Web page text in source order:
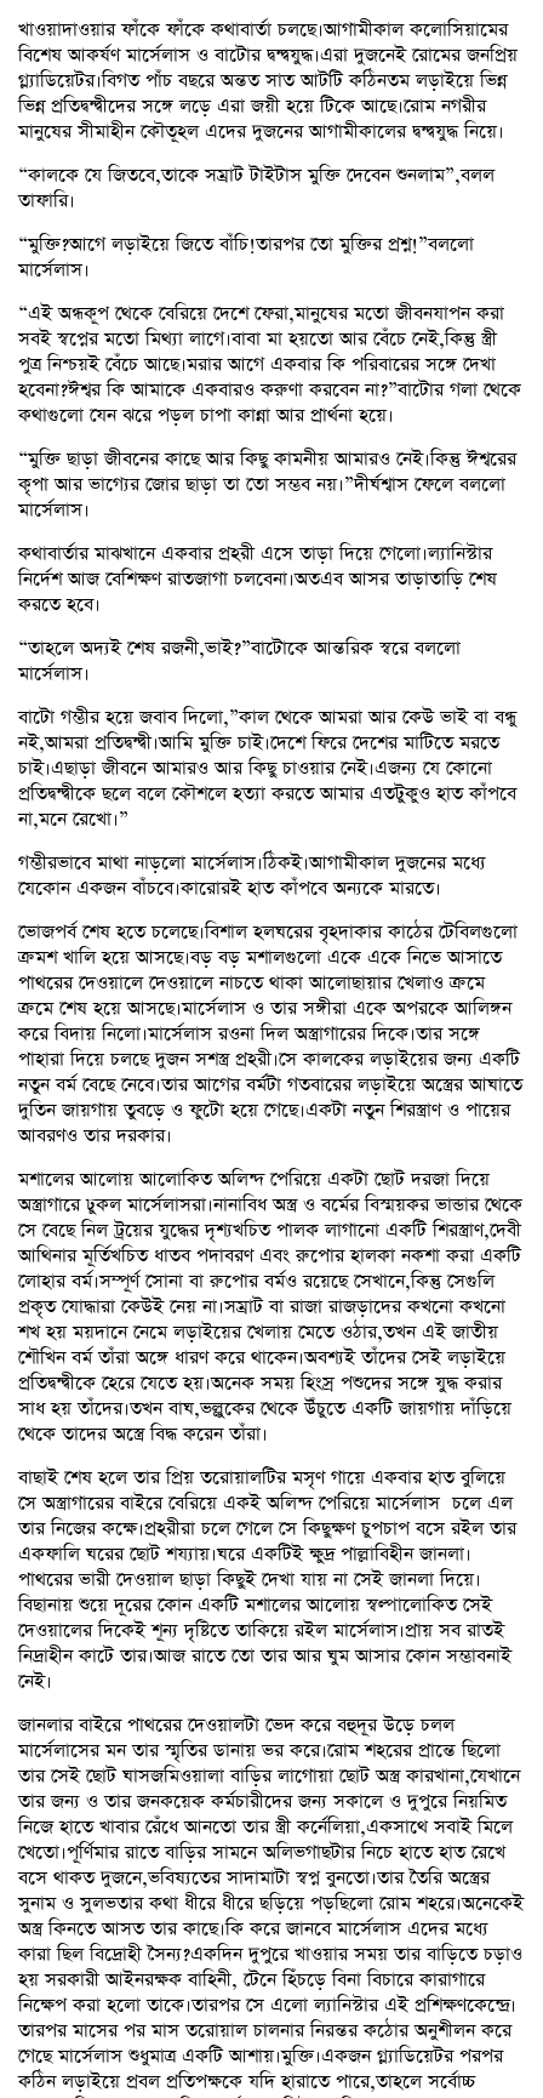
খাওয়াদাওয়ার ফাঁকে ফাঁকে কথাবার্তা চলছে।আগামীকাল কলোসিয়ামের
বিশেষ আকর্ষণ মার্সেলাস ও বাটোর দ্বন্দ্বযুদ্ধ।এরা দুজনেই রোমের জনপ্রিয়
গ্ল্যাডিয়েটর।বিগত পাঁচ বছরে অন্তত সাত আটটি কঠিনতম লড়াইয়ে ভিন্ন
ভিন্ন প্রতিদ্বন্দ্বীদের সঙ্গে লড়ে এরা জয়ী হয়ে টিকে আছে।রোম নগরীর
মানুষের সীমাহীন কৌতূহল এদের দুজনের আগামীকালের দ্বন্দ্বযুদ্ধ নিয়ে।
“কালকে যে জিতবে,তাকে সম্রাট টাইটাস মুক্তি দেবেন শুনলাম”,বলল
তাফারি।
“মুক্তি?আগে লড়াইয়ে জিতে বাঁচি!তারপর তো মুক্তির প্রশ্ন!”বললো
মার্সেলাস।
“এই অন্ধকূপ থেকে বেরিয়ে দেশে ফেরা,মানুষের মতো জীবনযাপন করা
সবই স্বপ্নের মতো মিথ্যা লাগে।বাবা মা হয়তো আর বেঁচে নেই,কিন্তু স্ত্রী
পুত্র নিশ্চয়ই বেঁচে আছে।মরার আগে একবার কি পরিবারের সঙ্গে দেখা
হবেনা?ঈশ্বর কি আমাকে একবারও করুণা করবেন না?”বাটোর গলা থেকে
কথাগুলো যেন ঝরে পড়ল চাপা কান্না আর প্রার্থনা হয়ে।
“মুক্তি ছাড়া জীবনের কাছে আর কিছু কামনীয় আমারও নেই।কিন্তু ঈশ্বরের
কৃপা আর ভাগ্যের জোর ছাড়া তা তো সম্ভব নয়।”দীর্ঘশ্বাস ফেলে বললো
মার্সেলাস।
কথাবার্তার মাঝখানে একবার প্রহরী এসে তাড়া দিয়ে গেলো।ল্যানিস্টার
নির্দেশ আজ বেশিক্ষণ রাতজাগা চলবেনা।অতএব আসর তাড়াতাড়ি শেষ
করতে হবে।
“তাহলে অদ্যই শেষ রজনী,ভাই?”বাটোকে আন্তরিক স্বরে বললো
মার্সেলাস।
বাটো গম্ভীর হয়ে জবাব দিলো,”কাল থেকে আমরা আর কেউ ভাই বা বন্ধু
নই,আমরা প্রতিদ্বন্দ্বী।আমি মুক্তি চাই।দেশে ফিরে দেশের মাটিতে মরতে
চাই।এছাড়া জীবনে আমারও আর কিছু চাওয়ার নেই।এজন্য যে কোনো
প্রতিদ্বন্দ্বীকে ছলে বলে কৌশলে হত্যা করতে আমার এতটুকুও হাত কাঁপবে
না,মনে রেখো।”
গম্ভীরভাবে মাথা নাড়লো মার্সেলাস।ঠিকই।আগামীকাল দুজনের মধ্যে
যেকোন একজন বাঁচবে।কারোরই হাত কাঁপবে অন্যকে মারতে।
ভোজপর্ব শেষ হতে চলেছে।বিশাল হলঘরের বৃহদাকার কাঠের টেবিলগুলো
ক্রমশ খালি হয়ে আসছে।বড় বড় মশালগুলো একে একে নিভে আসাতে
পাথরের দেওয়ালে দেওয়ালে নাচতে থাকা আলোছায়ার খেলাও ক্রমে
ক্রমে শেষ হয়ে আসছে।মার্সেলাস ও তার সঙ্গীরা একে অপরকে আলিঙ্গন
করে বিদায় নিলো।মার্সেলাস রওনা দিল অস্ত্রাগারের দিকে।তার সঙ্গে
পাহারা দিয়ে চলছে দুজন সশস্ত্র প্রহরী।সে কালকের লড়াইয়ের জন্য একটি
নতুন বর্ম বেছে নেবে।তার আগের বর্মটা গতবারের লড়াইয়ে অস্ত্রের আঘাতে
দুতিন জায়গায় তুবড়ে ও ফুটো হয়ে গেছে।একটা নতুন শিরস্ত্রাণ ও পায়ের
আবরণও তার দরকার।
মশালের আলোয় আলোকিত অলিন্দ পেরিয়ে একটা ছোট দরজা দিয়ে
অস্ত্রাগারে ঢুকল মার্সেলাসরা।নানাবিধ অস্ত্র ও বর্মের বিস্ময়কর ভান্ডার থেকে
সে বেছে নিল ট্রয়ের যুদ্ধের দৃশ্যখচিত পালক লাগানো একটি শিরস্ত্রাণ,দেবী
আথিনার মূর্তিখচিত ধাতব পদাবরণ এবং রুপোর হালকা নকশা করা একটি
লোহার বর্ম।সম্পূর্ণ সোনা বা রুপোর বর্মও রয়েছে সেখানে,কিন্তু সেগুলি
প্রকৃত যোদ্ধারা কেউই নেয় না।সম্রাট বা রাজা রাজড়াদের কখনো কখনো
শখ হয় ময়দানে নেমে লড়াইয়ের খেলায় মেতে ওঠার,তখন এই জাতীয়
শৌখিন বর্ম তাঁরা অঙ্গে ধারণ করে থাকেন।অবশ্যই তাঁদের সেই লড়াইয়ে
প্রতিদ্বন্দ্বীকে হেরে যেতে হয়।অনেক সময় হিংস্র পশুদের সঙ্গে যুদ্ধ করার
সাধ হয় তাঁদের।তখন বাঘ,ভল্লুকের থেকে উঁচুতে একটি জায়গায় দাঁড়িয়ে
থেকে তাদের অস্ত্রে বিদ্ধ করেন তাঁরা।
বাছাই শেষ হলে তার প্রিয় তরোয়ালটির মসৃণ গায়ে একবার হাত বুলিয়ে
সে অস্ত্রাগারের বাইরে বেরিয়ে একই অলিন্দ পেরিয়ে মার্সেলাস চলে এল
তার নিজের কক্ষে।প্রহরীরা চলে গেলে সে কিছুক্ষণ চুপচাপ বসে রইল তার
একফালি ঘরের ছোট শয্যায়।ঘরে একটিই ক্ষুদ্র পাল্লাবিহীন জানলা।
পাথরের ভারী দেওয়াল ছাড়া কিছুই দেখা যায় না সেই জানলা দিয়ে।
বিছানায় শুয়ে দূরের কোন একটি মশালের আলোয় স্বল্পালোকিত সেই
দেওয়ালের দিকেই শূন্য দৃষ্টিতে তাকিয়ে রইল মার্সেলাস।প্রায় সব রাতই
নিদ্রাহীন কাটে তার।আজ রাতে তো তার আর ঘুম আসার কোন সম্ভাবনাই
নেই।
জানলার বাইরে পাথরের দেওয়ালটা ভেদ করে বহুদূর উড়ে চলল
মার্সেলাসের মন তার স্মৃতির ডানায় ভর করে।রোম শহরের প্রান্তে ছিলো
তার সেই ছোট ঘাসজমিওয়ালা বাড়ির লাগোয়া ছোট অস্ত্র কারখানা,যেখানে
তার জন্য ও তার জনকয়েক কর্মচারীদের জন্য সকালে ও দুপুরে নিয়মিত
নিজে হাতে খাবার রেঁধে আনতো তার স্ত্রী কর্নেলিয়া,একসাথে সবাই মিলে
খেতো।পূর্ণিমার রাতে বাড়ির সামনে অলিভগাছটার নিচে হাতে হাত রেখে
বসে থাকত দুজনে,ভবিষ্যতের সাদামাটা স্বপ্ন বুনতো।তার তৈরি অস্ত্রের
সুনাম ও সুলভতার কথা ধীরে ধীরে ছড়িয়ে পড়ছিলো রোম শহরে।অনেকেই
অস্ত্র কিনতে আসত তার কাছে।কি করে জানবে মার্সেলাস এদের মধ্যে
কারা ছিল বিদ্রোহী সৈন্য?একদিন দুপুরে খাওয়ার সময় তার বাড়িতে চড়াও
হয় সরকারী আইনরক্ষক বাহিনী, টেনে হিঁচড়ে বিনা বিচারে কারাগারে
নিক্ষেপ করা হলো তাকে।তারপর সে এলো ল্যানিস্টার এই প্রশিক্ষণকেন্দ্রে।
তারপর মাসের পর মাস তরোয়াল চালনার নিরন্তর কঠোর অনুশীলন করে
গেছে মার্সেলাস শুধুমাত্র একটি আশায়।মুক্তি।একজন গ্ল্যাডিয়েটর পরপর
কঠিন লড়াইয়ে প্রবল প্রতিপক্ষকে যদি হারাতে পারে,তাহলে সর্বোচ্চ